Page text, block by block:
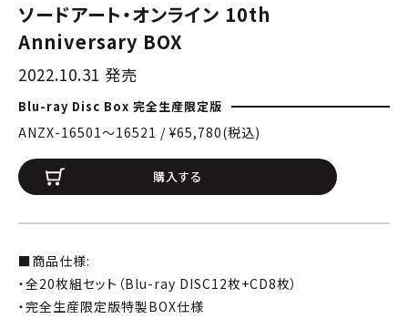
ソードアート・オンライン 10th
Anniversary BOX
2022.10.31 発売
Blu-ray Disc Box 完全生産限定版
ANZX-16501〜16521 / ¥65,780(税込)
購入する
■商品仕様:
・全20枚組セット（Blu-ray DISC12枚+CD8枚）
・完全生産限定版特製BOX仕様